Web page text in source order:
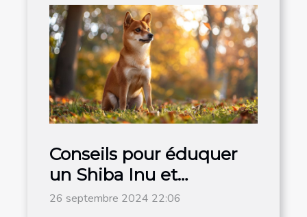
Conseils pour éduquer
un Shiba Inu et
renforcer son obéissance
26 septembre 2024 22:06